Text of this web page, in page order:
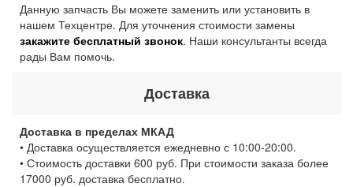
Данную запчасть Вы можете заменить или установить в
нашем Техцентре. Для уточнения стоимости замены
закажите бесплатный звонок. Наши консультанты всегда
рады Вам помочь.
Доставка
Доставка в пределах МКАД
• Доставка осуществляется ежедневно с 10:00-20:00.
• Стоимость доставки 600 руб. При стоимости заказа более
17000 руб. доставка бесплатно.